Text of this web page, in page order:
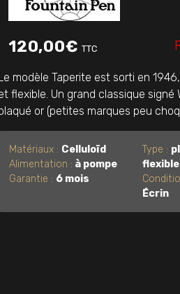
120,00€ TTC
modèle Taperite est sorti en
flexible. Un grand classique
or (petites marques peu
Matériaux : Celluloïd
Alimentation : à pompe
Garantie : 6 mois
Type :
flexible
Écrin